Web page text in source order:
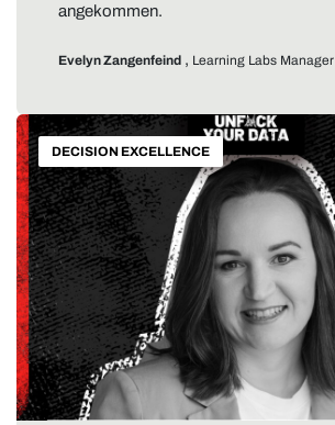
angekommen.
Evelyn Zangenfeind, Learning Labs Manager
DECISION EXCELLENCE